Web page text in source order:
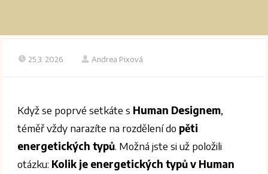
25.3. 2026 Andrea Pixová
Když se poprvé setkáte s Human Designem,
téměř vždy narazíte na rozdělení do pěti
energetických typů. Možná jste si už položili
otázku: Kolik je energetických typů v Human